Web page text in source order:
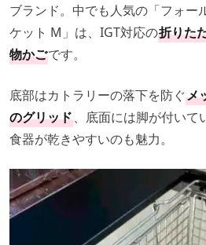
ブランド。中でも人気の「フォー
ケット M」は、IGT対応の折りた
物かごです。
底部はカトラリーの落下を防ぐメ
のグリッド、底面には脚が付いて
食器が乾きやすいのも魅力。